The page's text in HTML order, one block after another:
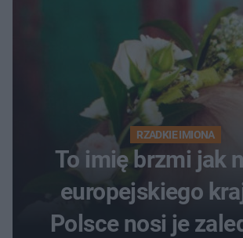
RZADKIE IMIONA
To imię brzmi jak
europejskiego
Polsce nosi je